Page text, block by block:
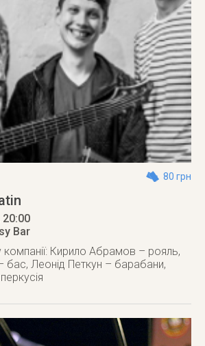
80 грн
20:00
Bar
Кирило Абрамов – рояль,
бас, Леонід Петкун – барабани,